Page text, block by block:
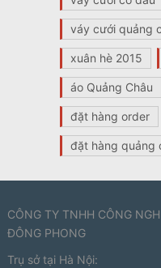
váy cưới quảng
xuân hè 2015
áo Quảng Châu
đặt hàng order
đặt hàng quảng
CÔNG TY TNHH CÔNG
ĐÔNG PHONG
Trụ sở tại Hà Nội: